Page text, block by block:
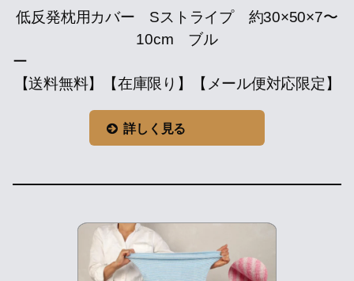
低反発枕用カバー Sストライプ 約30×50×7〜
10cm ブル
【送料無料】【在庫限り】【メール便対応限定】
詳しく見る